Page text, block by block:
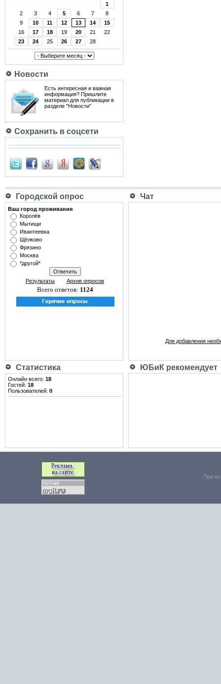
1
2
3 4 5 6 7
8
9
10 11 12 13 14
15
16
17 18 19 20 21
22
23
24 25 26 27 28
Новости
Есть интересная и важная
информация? Пришлите
материал для публикации в
разделе "Новости"
Сохранить в соцсети
Городской опрос Чат
Ваш город проживания
Королёв
Мытищи
Ивантеевка
Щёлково
Фрязино
Москва
*другой*
Результаты Архив опросов
Всего ответов: 1124
Для добавления
Статистика ЮБиК рекомендует
Онлайн всего: 18
Гостей: 18
Пользователей: 0
При